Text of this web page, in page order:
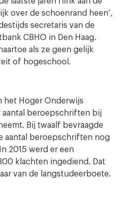
over de schoenrand heen’,
secretaris van de
CBHO in Den Haag.
als ze geen gelijk
of hogeschool.
het Hoger Onderwijs
aantal beroepschriften bij
Bij twaalf bevraagde
aantal beroepschriften nog
2015 werd er een
klachten ingediend. Dat
van de langstudeerboete.